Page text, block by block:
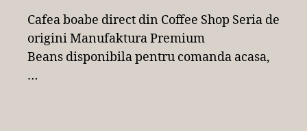
Cafea boabe direct din Coffee Shop Seria de
origini Manufaktura Premium
Beans disponibila pentru comanda acasa,
…